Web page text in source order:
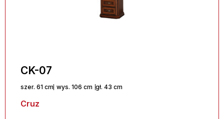
CK-07
Cruz
szer. 61 cm wys. 106 cm gł. 43 cm